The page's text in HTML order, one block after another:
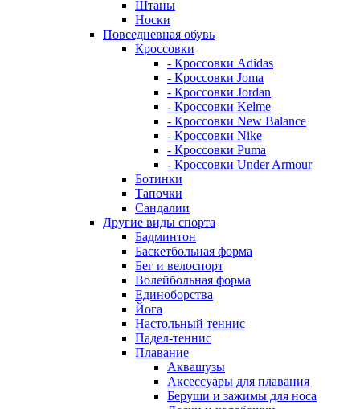
Штаны
Носки
Повседневная обувь
Кроссовки
- Кроссовки Adidas
- Кроссовки Joma
- Кроссовки Jordan
- Кроссовки Kelme
- Кроссовки New Balance
- Кроссовки Nike
- Кроссовки Puma
- Кроссовки Under Armour
Ботинки
Тапочки
Сандалии
Другие виды спорта
Бадминтон
Баскетбольная форма
Бег и велоспорт
Волейбольная форма
Единоборства
Йога
Настольный теннис
Падел-теннис
Плавание
Аквашузы
Аксессуары для плавания
Беруши и зажимы для носа